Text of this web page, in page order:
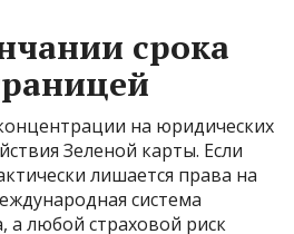
срока
на юридических
Зеленой карты. Если
лишается права на
система
а любой страховой риск